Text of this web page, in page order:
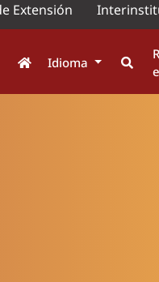
Extensión
Idioma
e